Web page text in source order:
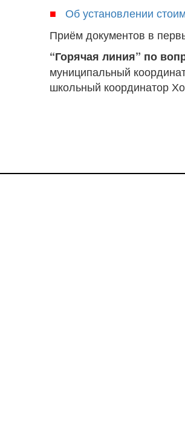
■
Об установлении
Приём документов в
“Горячая линия” по
муниципальный
школьный координатор